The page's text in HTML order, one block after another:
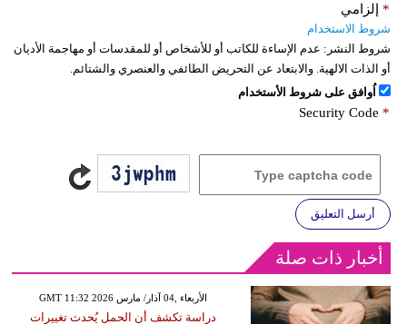
إلزامي *
شروط الاستخدام
شروط النشر: عدم الإساءة للكاتب أو للأشخاص أو للمقدسات أو مهاجمة الأديان
أو الذات الالهية. والابتعاد عن التحريض الطائفي والعنصري والشتائم.
اُوافق على شروط الأستخدام
Security Code *
أرسل التعليق
أخبار ذات صلة
GMT 11:32 2026 الأربعاء ,04 آذار/ مارس
دراسة تكشف أن الحمل يُحدث تغييرات